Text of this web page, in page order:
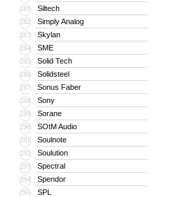
281 Siltech
282 Simply Analog
283 Skylan
284 SME
285 Solid Tech
286 Solidsteel
287 Sonus Faber
288 Sony
289 Sorane
290 SOtM Audio
291 Soulnote
292 Soulution
293 Spectral
294 Spendor
295 SPL